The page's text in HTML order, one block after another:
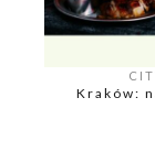
Kraków: